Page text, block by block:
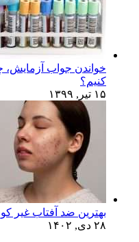
خواندن جواب آزمایش،
کنیم؟
۱۵ تیر, ۱۳۹۹
بهترین ضد آفتاب غیر
۲۸ دی, ۱۴۰۲